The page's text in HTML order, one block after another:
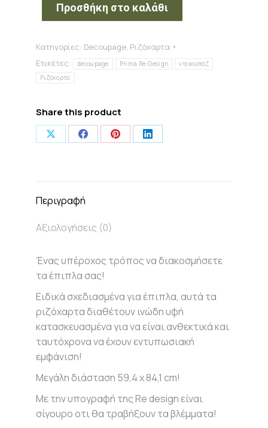
Decoupage
-
Aged
Patina
Προσθήκη στο καλάθι
Κατηγορίες: Decoupage Ριζόχαρτα
Ετικέτες:
decoupage Prima Re-Design
ντεκουπάζ
Ριζόχαρτα
Share this product
Share Share Share Share
Περιγραφή
Αξιολογήσεις (0)
Ένας υπέροχος τρόπος να διακοσμήσετε
τα έπιπλα σας!
Ειδικά σχεδιασμένα για έπιπλα, αυτά τα
ριζόχαρτα διαθέτουν ινώδη υφή
κατασκευασμένα για να είναι ανθεκτικά και
ταυτόχρονα να έχουν εντυπωσιακή
εμφάνιση!
Μεγάλη διάσταση 59,4 x 84,1 cm!
Με την υπογραφή της Re design είναι
σίγουρο οτι θα τραβήξουν τα βλέμματα!